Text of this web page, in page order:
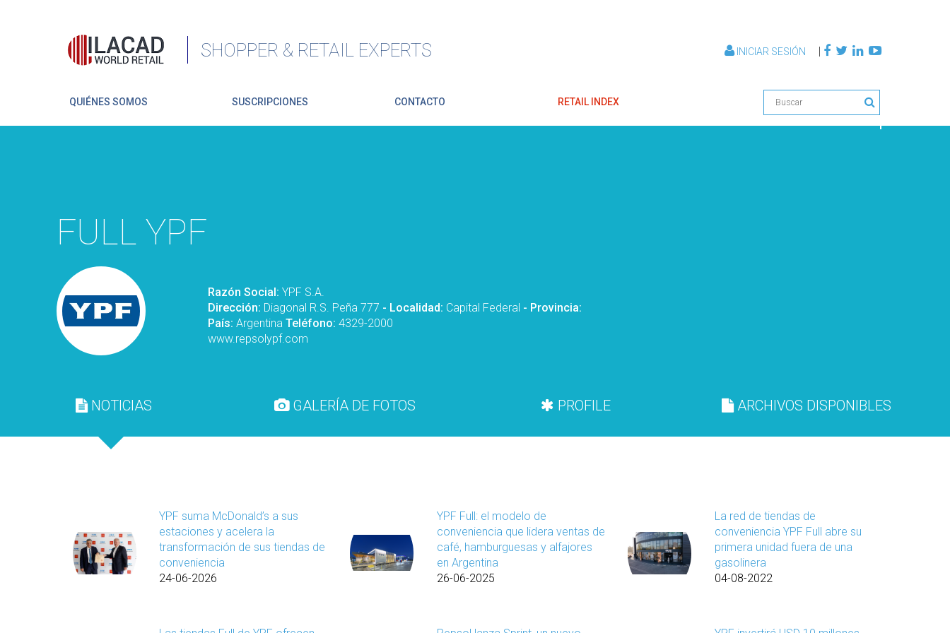
SHOPPER & RETAIL EXPERTS INICIAR SESIÓN |
QUIÉNES SOMOS SUSCRIPCIONES CONTACTO RETAIL INDEX
FULL YPF
Razón Social: YPF S.A.
Dirección: Diagonal R.S. Peña 777 - Localidad: Capital Federal - Provincia:
País: Argentina Teléfono: 4329-2000
www.repsolypf.com
NOTICIAS GALERÍA DE FOTOS PROFILE ARCHIVOS DISPONIBLES
YPF suma McDonald’s a sus
estaciones y acelera la
transformación de sus tiendas de
conveniencia
24-06-2026
YPF Full: el modelo de
conveniencia que lidera ventas de
café, hamburguesas y alfajores
en Argentina
26-06-2025
La red de tiendas de
conveniencia YPF Full abre su
primera unidad fuera de una
gasolinera
04-08-2022